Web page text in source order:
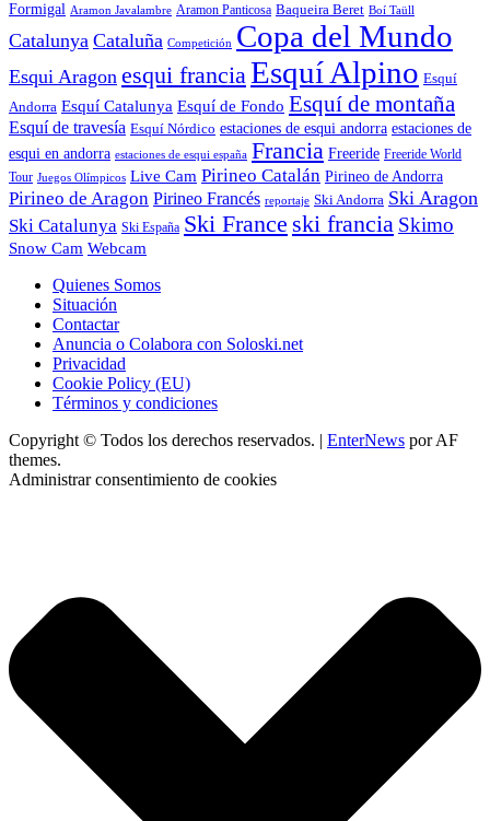
Formigal Aramon Javalambre Aramon Panticosa Baqueira Beret Boí Taüll
Catalunya Cataluña Competición Copa del Mundo
Esqui Aragon esqui franciaEsquí Alpino Esquí
Andorra Esquí Catalunya Esquí de Fondo Esquí de montaña
Esquí de travesía Esquí Nórdico estaciones de esqui andorra estaciones de
esqui en andorra estaciones de esqui españa Francia Freeride Freeride World
Tour Juegos Olímpicos Live Cam Pirineo Catalán Pirineo de Andorra
Pirineo de Aragon Pirineo Francés reportaje Ski Andorra Ski Aragon
Ski Catalunya Ski España Ski France ski francia Skimo
Snow Cam Webcam
Quienes Somos
Situación
Contactar
Anuncia o Colabora con Soloski.net
Privacidad
Cookie Policy (EU)
Términos y condiciones
Copyright © Todos los derechos reservados. | EnterNews por AF
themes.
Administrar consentimiento de cookies